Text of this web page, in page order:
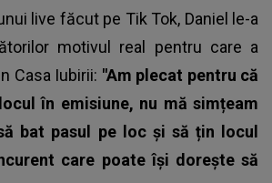
live făcut pe Tik Tok, Daniel le-a
motivul real pentru care a
Casa Iubirii: "Am plecat pentru că
în emisiune, nu mă simțeam
bat pasul pe loc și să țin locul
care poate își dorește să